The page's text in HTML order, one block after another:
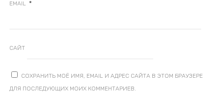
EMAIL *
САЙТ
СОХРАНИТЬ МОЁ ИМЯ, EMAIL И АДРЕС САЙТА В ЭТОМ БРАУЗЕРЕ
ДЛЯ ПОСЛЕДУЮЩИХ МОИХ КОММЕНТАРИЕВ.